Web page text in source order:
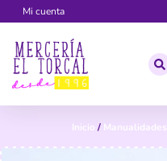
Mi cuenta
Inicio / Manualidades